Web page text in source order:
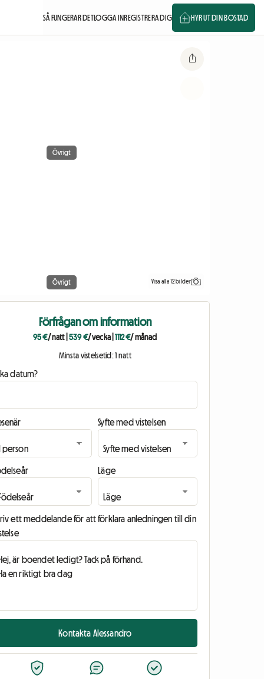
SÅ FUNGERAR DETLOGGA INREGISTRERA DIG HYR UT DIN BOSTAD
Övrigt
Övrigt Visa alla 12 bilder
Förfrågan om information
95 €/ natt|539 €/ vecka|1112 €/ månad
Minsta vistelsetid: 1 natt
datum?
Syfte med vistelsen
Läge
ett meddelande för att förklara anledningen till din
Kontakta Alessandro